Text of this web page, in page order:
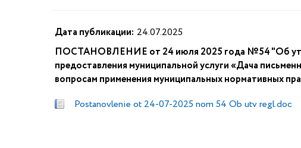
Дата публикации: 24.07.2025
ПОСТАНОВЛЕНИЕ от 24 июля 2025 года №54 "Об
предоставления муниципальной услуги «Дача
вопросам применения муниципальных нормативных
Postanovlenie ot 24-07-2025 nom 54 Ob utv regl.doc